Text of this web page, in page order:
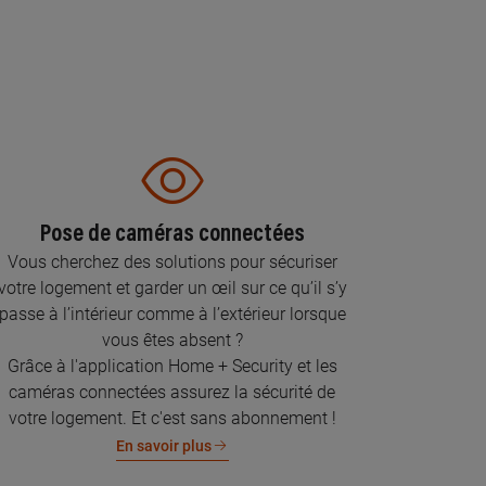
Pose de caméras connectées
Vous cherchez des solutions pour sécuriser
logement et garder un œil sur ce qu’il s’y
à l’intérieur comme à l’extérieur lorsque
vous êtes absent ?
Grâce à l'application Home + Security et les
caméras connectées assurez la sécurité de
votre logement. Et c'est sans abonnement !
En savoir plus